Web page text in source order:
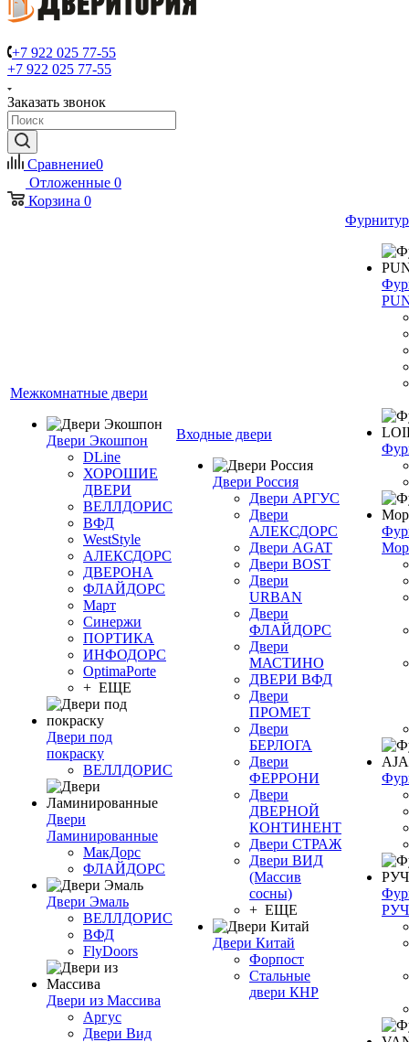
+7 922 025 77-55
+7 922 025 77-55
Заказать звонок
Сравнение0
Отложенные 0
Корзина 0
Межкомнатные двери
Двери Экошпон
DLine
ХОРОШИЕ
ДВЕРИ
ВЕЛЛДОРИС
ВФД
WestStyle
АЛЕКСДОРС
ДВЕРОНА
ФЛАЙДОРС
Март
Синержи
ПОРТИКА
ИНФОДОРС
OptimaPorte
+ ЕЩЕ
Двери под
покраску
ВЕЛЛДОРИС
Двери
Ламинированные
МакДорс
ФЛАЙДОРС
Двери Эмаль
ВЕЛЛДОРИС
ВФД
FlyDoors
Двери из Массива
Аргус
Двери Вид
Входные двери
Двери Россия
Двери АРГУС
Двери
АЛЕКСДОРС
Двери AGAT
Двери BOST
Двери
URBAN
Двери
ФЛАЙДОРС
Двери
МАСТИНО
ДВЕРИ ВФД
Двери
ПРОМЕТ
Двери
БЕРЛОГА
Двери
ФЕРРОНИ
Двери
ДВЕРНОЙ
КОНТИНЕНТ
Двери СТРАЖ
Двери ВИД
(Массив
сосны)
+ ЕЩЕ
Двери Китай
Форпост
Стальные
двери КНР